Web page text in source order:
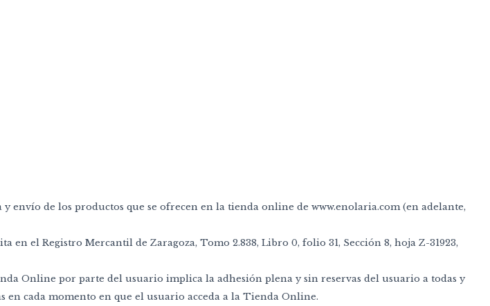
y envío de los productos que se ofrecen en la tienda online de www.enolaria.com (en adelante,
en el Registro Mercantil de Zaragoza, Tomo 2.838, Libro 0, folio 31, Sección 8, hoja Z-31923,
Online por parte del usuario implica la adhesión plena y sin reservas del usuario a todas y
en cada momento en que el usuario acceda a la Tienda Online.